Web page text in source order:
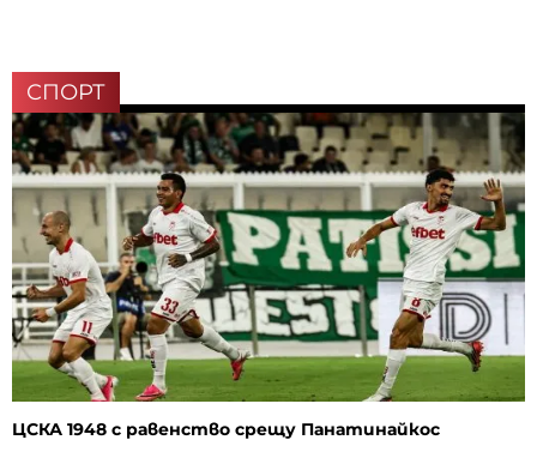
СПОРТ
ЦСКА 1948 с равенство срещу Панатинайкос